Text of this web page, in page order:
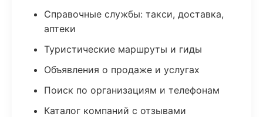
Справочные службы: такси, доставка,
аптеки
Туристические маршруты и гиды
Объявления о продаже и услугах
Поиск по организациям и телефонам
Каталог компаний с отзывами